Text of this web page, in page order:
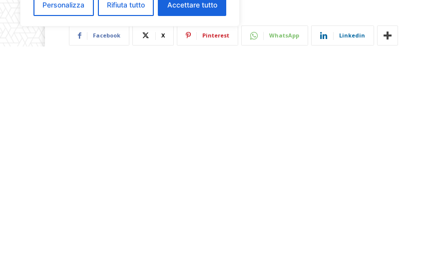
Personalizza Rifiuta tutto Accettare tutto